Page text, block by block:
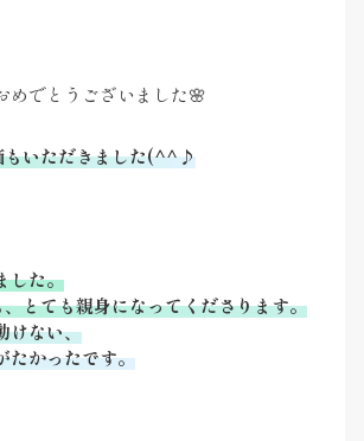
めでとうございました🌸
もいただきました(^^♪
した。
とても親身になってくださります。
けない、
たかったです。